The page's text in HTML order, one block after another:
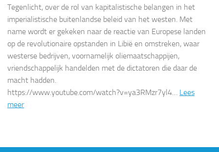
Tegenlicht, over de rol van kapitalistische belangen in het
imperialistische buitenlandse beleid van het westen. Met
name wordt er gekeken naar de reactie van Europese landen
op de revolutionaire opstanden in Libië en omstreken, waar
westerse bedrijven, voornamelijk oliemaatschappijen,
vriendschappelijk handelden met de dictatoren die daar de
macht hadden.
https://www.youtube.com/watch?v=ya3RMzr7yl4… Lees
meer